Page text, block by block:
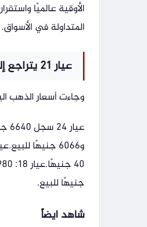
الأوقية عالميًا
المتداولة في الأسواق.
عيار 21 يتراجع إلى 5810 جنيهات
وجاءت أسعار الذهب
جنيهًا للبيع.
شاهد ايضاً